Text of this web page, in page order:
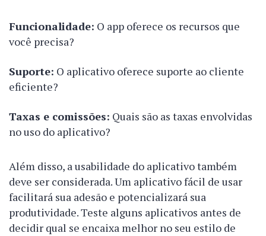
Funcionalidade: O app oferece os recursos que
você precisa?
Suporte: O aplicativo oferece suporte ao cliente
eficiente?
Taxas e comissões: Quais são as taxas envolvidas
no uso do aplicativo?
Além disso, a usabilidade do aplicativo também
deve ser considerada. Um aplicativo fácil de usar
facilitará sua adesão e potencializará sua
produtividade. Teste alguns aplicativos antes de
decidir qual se encaixa melhor no seu estilo de